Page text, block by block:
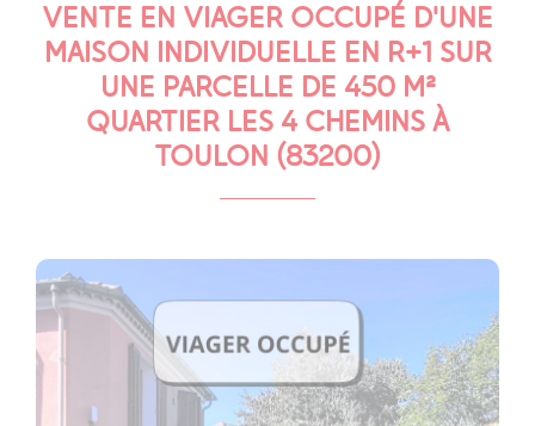
VENTE EN VIAGER OCCUPÉ D'UNE
MAISON INDIVIDUELLE EN R+1 SUR
UNE PARCELLE DE 450 M²
QUARTIER LES 4 CHEMINS À
TOULON (83200)